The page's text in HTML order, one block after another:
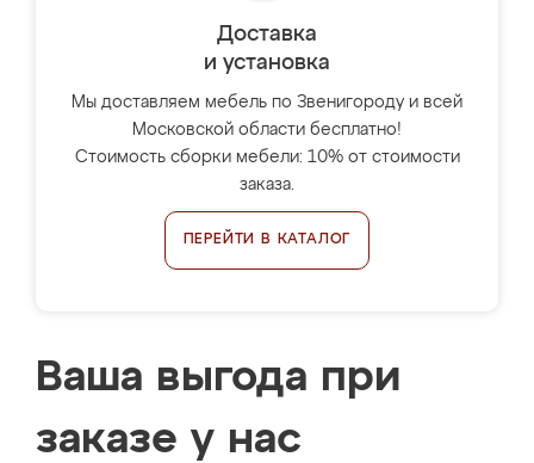
Доставка
и установка
Мы доставляем мебель по Звенигороду и всей
Московской области бесплатно!
Стоимость сборки мебели: 10% от стоимости
заказа.
ПЕРЕЙТИ В КАТАЛОГ
Ваша выгода при
заказе у нас